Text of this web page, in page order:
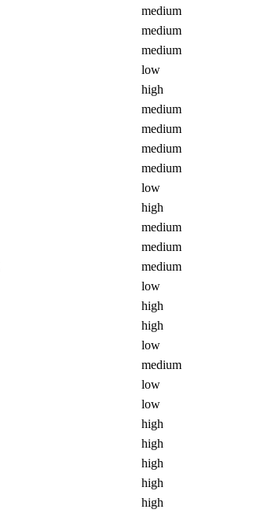
medium
medium
medium
low
high
medium
medium
medium
medium
low
high
medium
medium
medium
low
high
high
low
medium
low
low
high
high
high
high
high